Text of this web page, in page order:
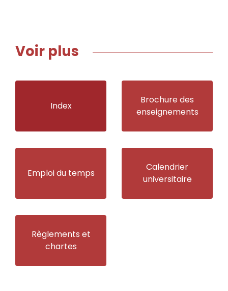
Voir plus
Index
Brochure des
enseignements
Emploi du temps
Calendrier
universitaire
Règlements et
chartes